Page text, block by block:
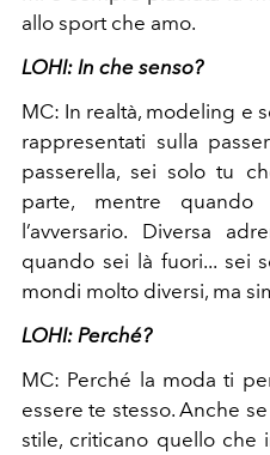
allo sport che amo.
LOHI: In che senso?
MC: In realtà, modeling e
rappresentati sulla
passerella, sei solo tu
parte, mentre
l’avversario. Diversa
quando sei là fuori... sei
mondi molto diversi, ma
LOHI: Perché?
MC: Perché la moda ti
essere te stesso. Anche
stile, criticano quello che